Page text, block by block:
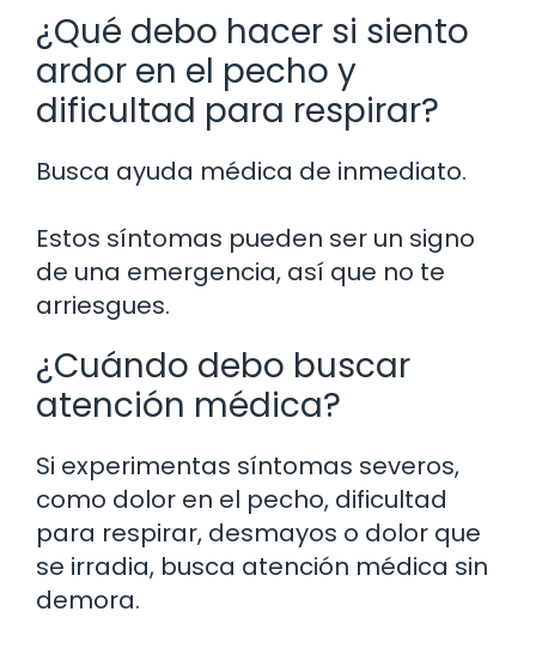
¿Qué debo hacer si siento
ardor en el pecho y
dificultad para respirar?
Busca ayuda médica de inmediato.
Estos síntomas pueden ser un signo
de una emergencia, así que no te
arriesgues.
¿Cuándo debo buscar
atención médica?
Si experimentas síntomas severos,
como dolor en el pecho, dificultad
para respirar, desmayos o dolor que
se irradia, busca atención médica sin
demora.